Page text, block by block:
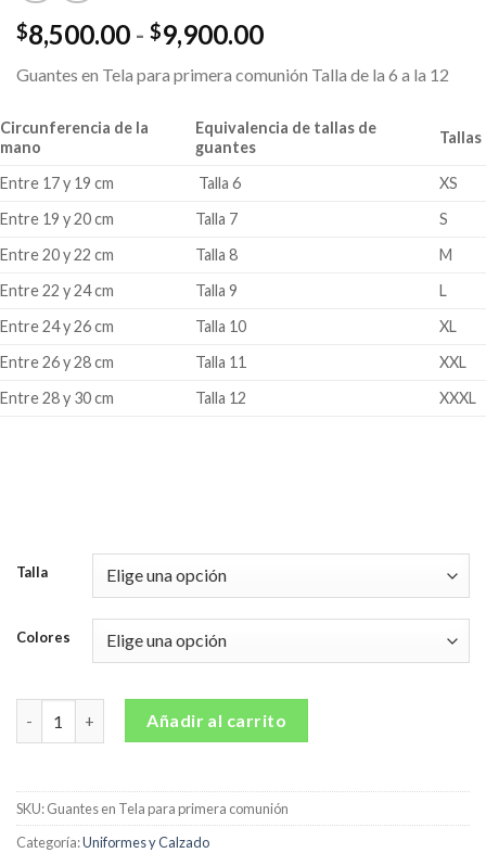
$8,500.00 - $9,900.00Rango
precios:
$8,500.00
Guantes en Tela para primera comunión Talla de la 6 a la 12
Circunferencia de la
mano
Equivalencia de tallas de
guantes
Tallas
Entre 17 y 19 cm Talla 6
XS
Entre 19 y 20 cm
Talla 7
S
Entre 20 y 22 cm
Talla 8
M
Entre 22 y 24 cm
Talla 9
L
Entre 24 y 26 cm
Talla 10
XL
Entre 26 y 28 cm
Talla 11
XXL
Entre 28 y 30 cm
Talla 12 XXXL
Talla
Colores
Añadir al carrito
SKU:Guantes en Tela para primera comunión
Categoría:Uniformes y Calzado